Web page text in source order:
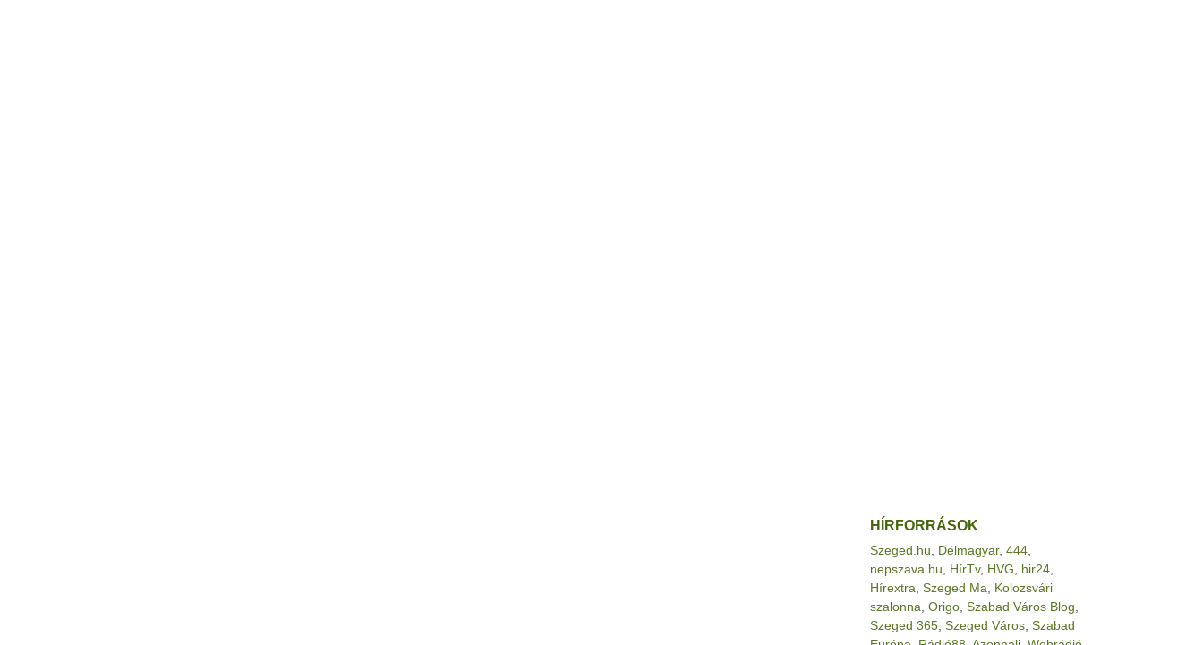
HÍRFORRÁSOK
Szeged.hu Délmagyar, 444
nepszava.hu
HírTv, HVG hir24
Hírextra Szeged Ma
Kolozsvári
szalonna Origo Szabad Város Blog
Szeged 365 Szeged Város Szabad